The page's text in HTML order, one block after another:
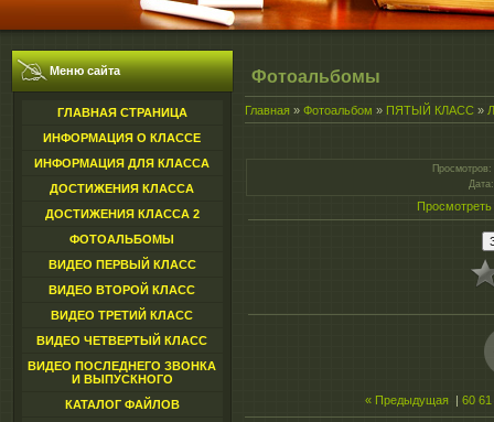
Меню сайта
ГЛАВНАЯ СТРАНИЦА
ИНФОРМАЦИЯ О КЛАССЕ
ИНФОРМАЦИЯ ДЛЯ КЛАССА
ДОСТИЖЕНИЯ КЛАССА
ДОСТИЖЕНИЯ КЛАССА 2
ФОТОАЛЬБОМЫ
ВИДЕО ПЕРВЫЙ КЛАСС
ВИДЕО ВТОРОЙ КЛАСС
ВИДЕО ТРЕТИЙ КЛАСС
ВИДЕО ЧЕТВЕРТЫЙ КЛАСС
ВИДЕО ПОСЛЕДНЕГО ЗВОНКА
И ВЫПУСКНОГО
КАТАЛОГ ФАЙЛОВ
Фотоальбомы
Главная » Фотоальбом » ПЯТЫЙ КЛАСС »
Просмотров:
Дата
« Предыдущая 60 61